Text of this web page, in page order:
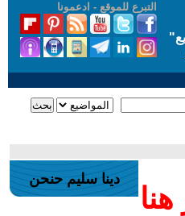
التبرع للموقع - ادعمونا
"
دينا سليم حنحن